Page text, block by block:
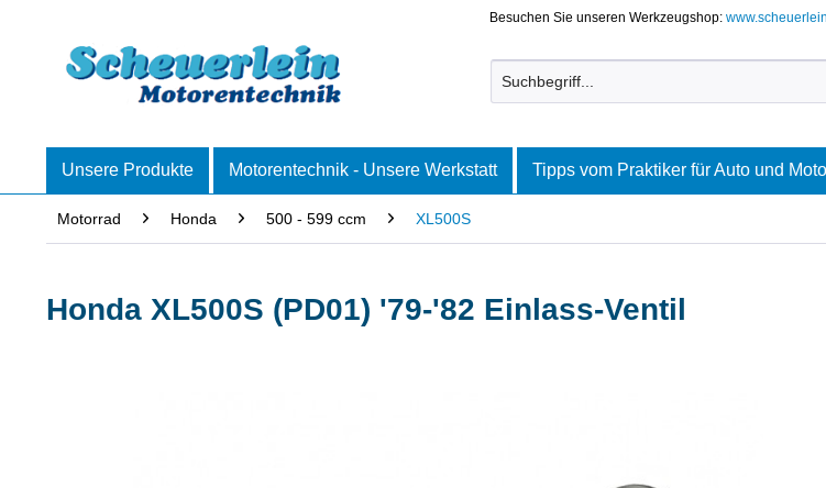
Besuchen Sie unseren Werkzeugshop:
Unsere Produkte Motorentechnik - Unsere Werkstatt Tipps vom Praktiker für Auto und
Motorrad Honda 500 - 599 ccm XL500S
Honda XL500S (PD01) '79-'82 Einlass-Ventil